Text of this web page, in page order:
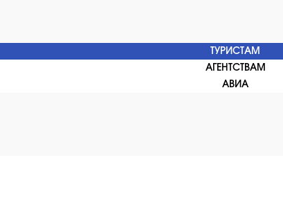
ТУРИСТАМ
АГЕНТСТВАМ
АВИА